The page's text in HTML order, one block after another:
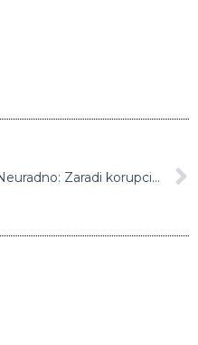
Neuradno: Zaradi korupcije tožilstvo vložilo obtožnico zoper več zdravnikov